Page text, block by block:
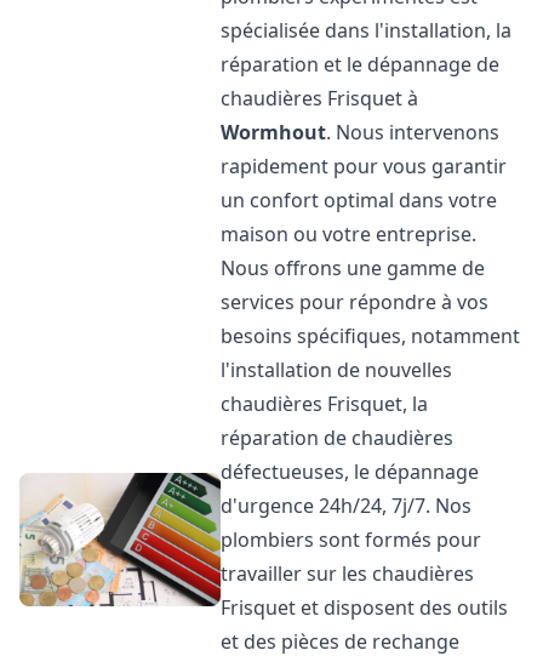
spécialisée dans l'installation, la
réparation et le dépannage de
chaudières Frisquet à
Wormhout. Nous intervenons
rapidement pour vous garantir
un confort optimal dans votre
maison ou votre entreprise.
Nous offrons une gamme de
services pour répondre à vos
besoins spécifiques, notamment
l'installation de nouvelles
chaudières Frisquet, la
réparation de chaudières
défectueuses, le dépannage
d'urgence 24h/24, 7j/7. Nos
plombiers sont formés pour
travailler sur les chaudières
Frisquet et disposent des outils
et des pièces de rechange